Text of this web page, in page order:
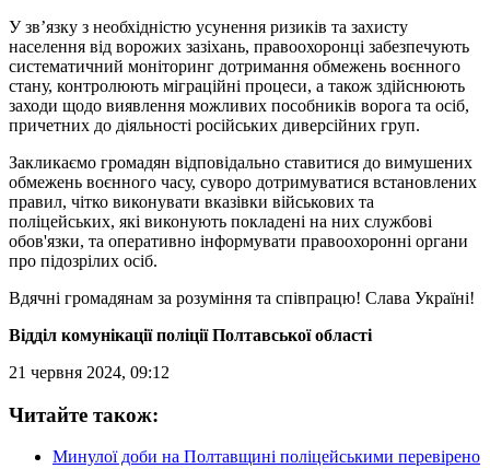
У зв’язку з необхідністю усунення ризиків та захисту
населення від ворожих зазіхань, правоохоронці забезпечують
систематичний моніторинг дотримання обмежень воєнного
стану, контролюють міграційні процеси, а також здійснюють
заходи щодо виявлення можливих пособників ворога та осіб,
причетних до діяльності російських диверсійних груп.
Закликаємо громадян відповідально ставитися до вимушених
обмежень воєнного часу, суворо дотримуватися встановлених
правил, чітко виконувати вказівки військових та
поліцейських, які виконують покладені на них службові
обов'язки, та оперативно інформувати правоохоронні органи
про підозрілих осіб.
Вдячні громадянам за розуміння та співпрацю! Слава Україні!
Відділ комунікації поліції Полтавської області
21 червня 2024, 09:12
Читайте також:
Минулої доби на Полтавщині поліцейськими перевірено